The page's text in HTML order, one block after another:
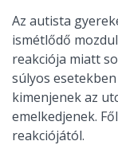
Az autista
ismétlődő
reakciója miatt
súlyos
kimenjenek az
emelkedjenek.
reakciójától.